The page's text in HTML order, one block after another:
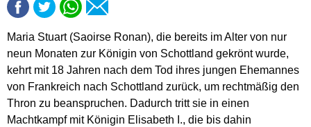
Maria Stuart (Saoirse Ronan), die bereits im Alter von nur
neun Monaten zur Königin von Schottland gekrönt wurde,
kehrt mit 18 Jahren nach dem Tod ihres jungen Ehemannes
von Frankreich nach Schottland zurück, um rechtmäßig den
Thron zu beanspruchen. Dadurch tritt sie in einen
Machtkampf mit Königin Elisabeth I., die bis dahin